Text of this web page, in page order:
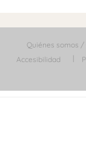
Quiénes somos /
Accesibilidad